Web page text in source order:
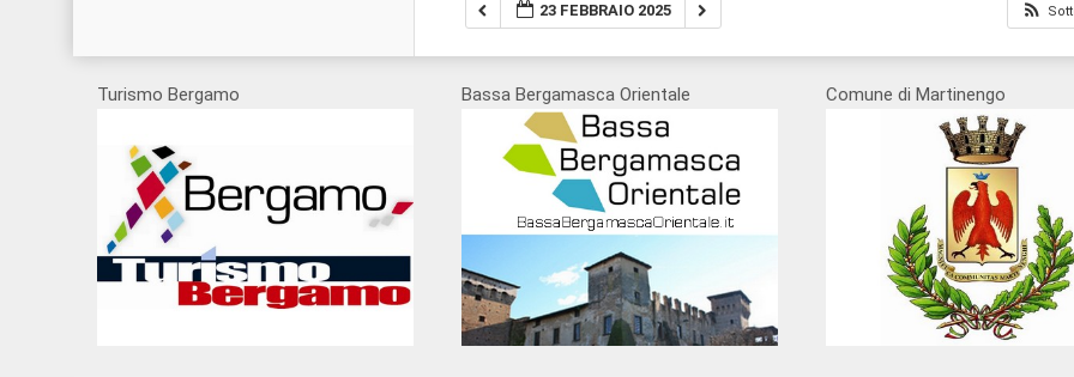
23 FEBBRAIO 2025
Turismo Bergamo Bassa Bergamasca Orientale Comune di Martinengo